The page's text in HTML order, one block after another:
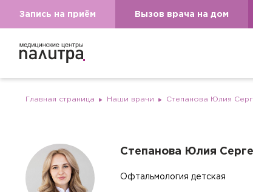
Запись на приём Вызов врача на дом
Главная страница Наши врачи Степанова Юлия
Степанова Юлия
Офтальмология детская